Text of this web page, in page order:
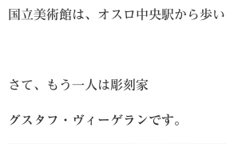
国立美術館は、オスロ中央駅から歩い
さて、もう一人は彫刻家
グスタフ・ヴィーゲランです。